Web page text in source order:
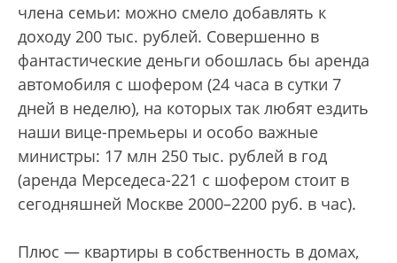
члена семьи: можно смело добавлять к
доходу 200 тыс. рублей. Совершенно в
фантастические деньги обошлась бы аренда
автомобиля с шофером (24 часа в сутки 7
дней в неделю), на которых так любят ездить
наши вице-премьеры и особо важные
министры: 17 млн 250 тыс. рублей в год
(аренда Мерседеса-221 с шофером стоит в
сегодняшней Москве 2000–2200 руб. в час).
Плюс — квартиры в собственность в домах,